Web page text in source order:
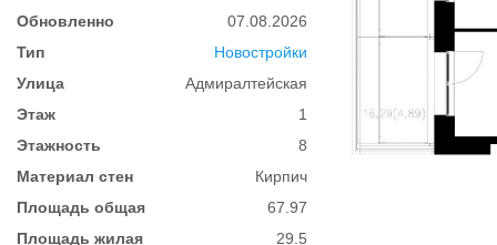
Обновленно
07.08.2026
Тип
Новостройки
Улица
Адмиралтейская
Этаж
1
Этажность
8
Материал стен
Кирпич
Площадь общая
67.97
Площадь жилая
29.5